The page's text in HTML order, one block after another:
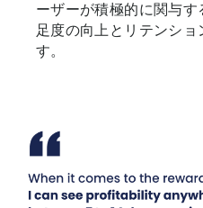
ーザーが積極的に関与
足度の向上とリテンシ
す。